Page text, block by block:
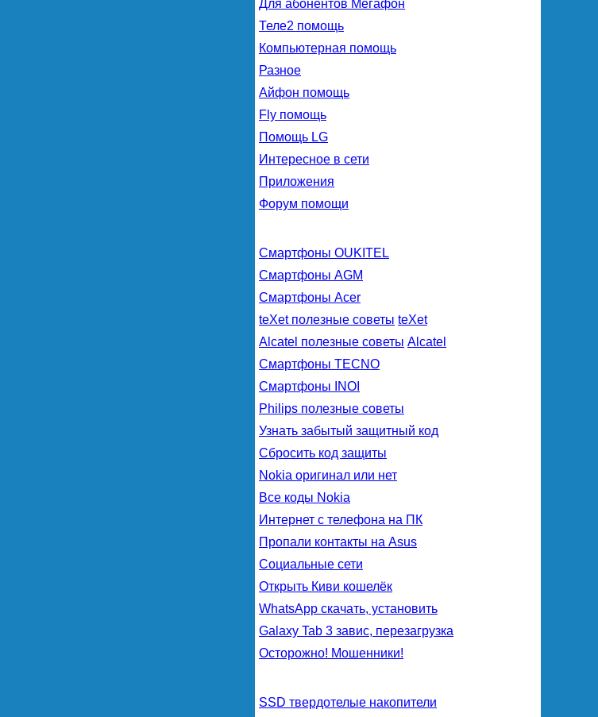
Для абонентов Мегафон
Теле2 помощь
Компьютерная помощь
Разное
Айфон помощь
Fly помощь
Помощь LG
Интересное в сети
Приложения
Форум помощи
Смартфоны OUKITEL
Смартфоны AGM
Смартфоны Acer
teXet полезные советы teXet
Alcatel полезные советы Alcatel
Смартфоны TECNO
Смартфоны INOI
Philips полезные советы
Узнать забытый защитный код
Сбросить код защиты
Nokia оригинал или нет
Все коды Nokia
Интернет с телефона на ПК
Пропали контакты на Asus
Социальные сети
Открыть Киви кошелёк
WhatsApp скачать, установить
Galaxy Tab 3 завис, перезагрузка
Осторожно! Мошенники!
SSD твердотелые накопители